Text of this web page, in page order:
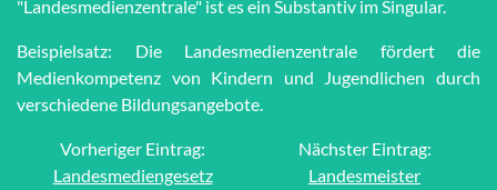
"Landesmedienzentrale" ist es ein Substantiv im Singular.
Beispielsatz: Die Landesmedienzentrale fördert die
Medienkompetenz von Kindern und Jugendlichen durch
verschiedene Bildungsangebote.
Vorheriger Eintrag:
Landesmediengesetz
Nächster Eintrag:
Landesmeister